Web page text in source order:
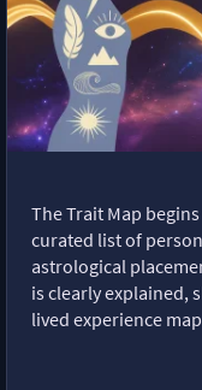
The Trait Map
curated list of
astrological
is clearly explained,
lived experience